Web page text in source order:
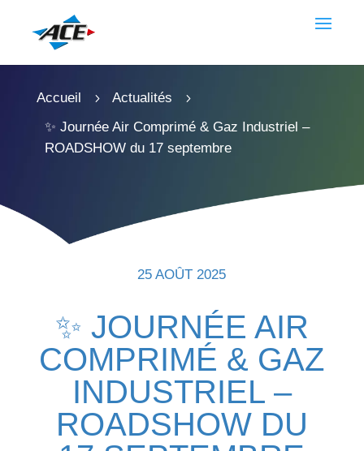
Accueil 5 Actualités 5
✨ Journée Air Comprimé & Gaz Industriel –
ROADSHOW du 17 septembre
25 AOÛT 2025
✨ JOURNÉE AIR
COMPRIMÉ & GAZ
INDUSTRIEL –
ROADSHOW DU